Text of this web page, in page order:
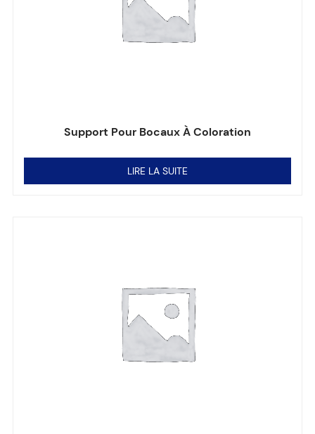
Support Pour Bocaux À Coloration
LIRE LA SUITE